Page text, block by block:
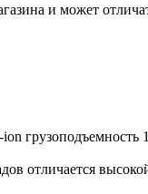
и может
грузоподъемность
отличается